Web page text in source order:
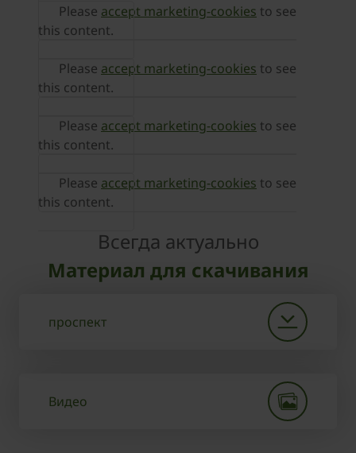
Please accept marketing-cookies to see
this content.
Please accept marketing-cookies to see
this content.
Please accept marketing-cookies to see
this content.
Please accept marketing-cookies to see
this content.
Всегда актуально
Материал для скачивания
проспект
Видео